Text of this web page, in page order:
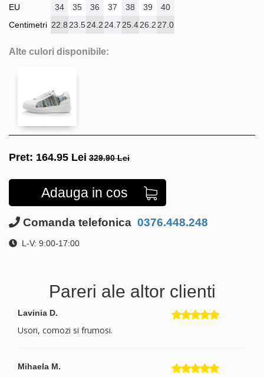
EU
Centimetri
34 35 36 37 38 39
40
22.8 23.524.2 24.7 25.426.2 27.0
Alte culori disponibile:
Pret: 164.95 Lei 329.90 Lei
Adauga in cos
Comanda telefonica 0376.448.248
L-V: 9:00-17:00
Pareri ale altor clienti
Lavinia D.
Usori, comozi si frumosi.
Mihaela M.